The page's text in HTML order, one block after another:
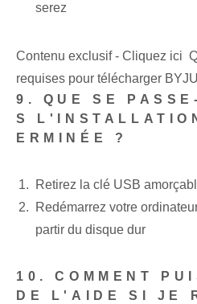
serez
Contenu exclusif - Cliquez ici
requises pour télécharger
9. QUE SE
S
ERMINÉE ?
Retirez la clé USB
Redémarrez votre
partir du disque dur
10. COMMENT
DE L'AIDE SI JE